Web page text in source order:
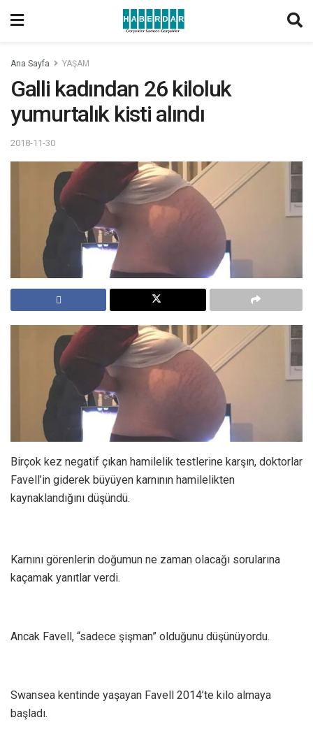
Ana Sayfa YAŞAM
Galli kadından 26 kiloluk
yumurtalık kisti alındı
2018-11-30
Birçok kez negatif çıkan hamilelik testlerine karşın, doktorlar
Favell’in giderek büyüyen karnının hamilelikten
kaynaklandığını düşündü.
Karnını görenlerin doğumun ne zaman olacağı sorularına
kaçamak yanıtlar verdi.
Ancak Favell, “sadece şişman” olduğunu düşünüyordu.
Swansea kentinde yaşayan Favell 2014’te kilo almaya
başladı.